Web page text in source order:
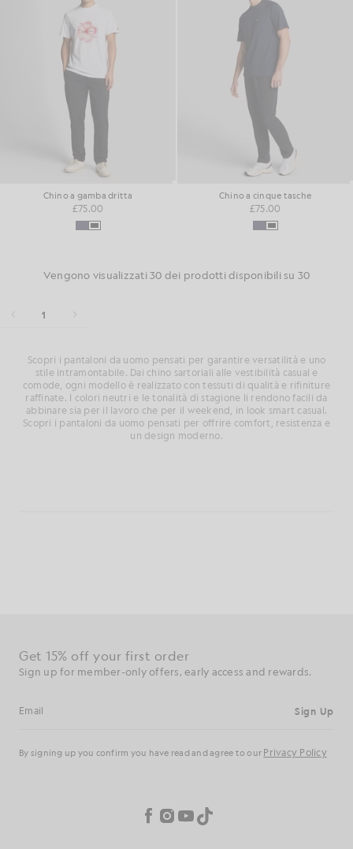
Chino a gamba dritta
£75.00
Chino a cinque tasche
£75.00
Vengono visualizzati 30 dei prodotti disponibili su 30
1
Scopri i pantaloni da uomo pensati per garantire versatilità e uno
stile intramontabile. Dai chino sartoriali alle vestibilità casual e
comode, ogni modello è realizzato con tessuti di qualità e rifiniture
raffinate. I colori neutri e le tonalità di stagione li rendono facili da
abbinare sia per il lavoro che per il weekend, in look smart casual.
Scopri i pantaloni da uomo pensati per offrire comfort, resistenza e
un design moderno.
e premi.
Indirizzo e-mail
privacy
Facebook
Instagram
YouTube
TikTok